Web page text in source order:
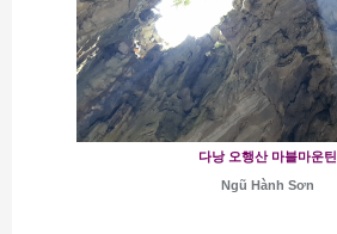
다낭 오행산 마블마운틴
Ngũ Hành Sơn